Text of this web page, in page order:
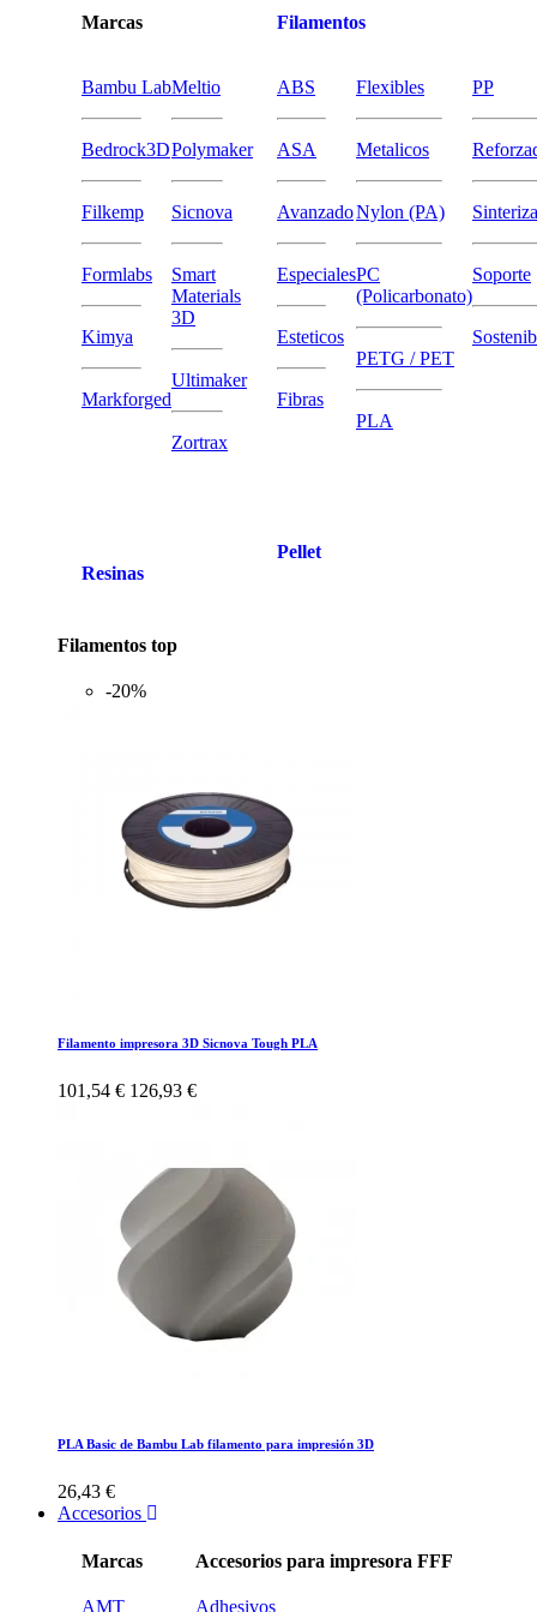
Marcas
Bambu Lab
Bedrock3D
Filkemp
Formlabs
Kimya
Markforged
Meltio
Polymaker
Sicnova
Smart
Materials
3D
Ultimaker
Zortrax
Resinas
Filamentos
ABS
ASA
Avanzado
Especiales
Esteticos
Fibras
Flexibles
Metalicos
Nylon (PA)
PC
(Policarbonato)
PETG / PET
PLA
PP
Soporte
Pellet
Filamentos top
-20%
Filamento impresora 3D Sicnova Tough PLA
101,54 € 126,93 €
PLA Basic de Bambu Lab filamento para impresión 3D
26,43 €
Accesorios
Marcas
AMT
Accesorios para impresora FFF
Adhesivos